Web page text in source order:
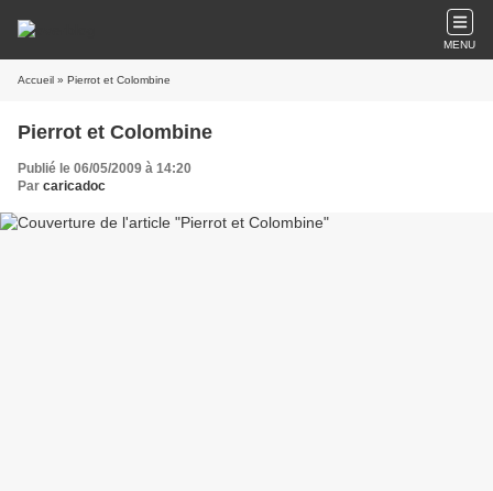
MENU
Accueil » Pierrot et Colombine
Pierrot et Colombine
Publié le 06/05/2009 à 14:20
Par caricadoc